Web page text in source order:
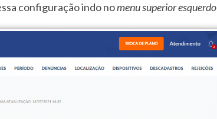
configuração indo nomenu superior esquerdo